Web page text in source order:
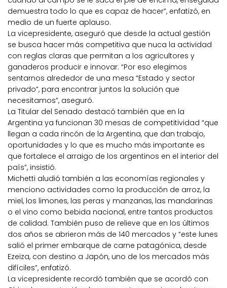
demuestra todo lo que es capaz de hacer”, enfatizó, en
medio de un fuerte aplauso.
La vicepresidente, aseguró que desde la actual gestión
se busca hacer más competitiva que nuca la actividad
con reglas claras que permitan a los agricultores y
ganaderos producir e innovar: “Por eso elegimos
sentarnos alrededor de una mesa “Estado y sector
privado”, para encontrar juntos la solución que
necesitamos”, aseguró.
La Titular del Senado destacó también que en la
Argentina ya funcionan 30 mesas de competitividad “que
llegan a cada rincón de la Argentina, que dan trabajo,
oportunidades y lo que es mucho más importante es
que fortalece el arraigo de los argentinos en el interior del
país”, insistió.
Michetti aludió también a las economías regionales y
menciono actividades como la producción de arroz, la
miel, los limones, las peras y manzanas, las mandarinas
o el vino como bebida nacional, entre tantos productos
de calidad. También puso de relieve que en los últimos
dos años se abrieron más de 140 mercados y “este lunes
salió el primer embarque de carne patagónica, desde
Ezeiza, con destino a Japón, uno de los mercados más
difíciles”, enfatizó.
La vicepresidente recordó también que se acordó con